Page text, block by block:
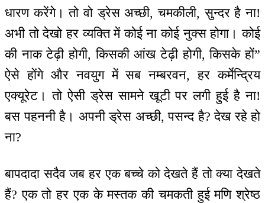
धारण करेंगे। तो वो ड्रेस अच्छी, चमकीली, सुन्दर है ना!
अभी तो देखो हर व्यक्ति में कोई ना कोई नुक्स होगा। कोई
की नाक टेढ़ी होगी, किसकी आंख टेढ़ी होगी, किसके हों”
ऐसे होंगे और नवयुग में सब नम्बरवन, हर कर्मेन्द्रिय
एक्यूरेट। तो ऐसी ड्रेस सामने खूटी पर लगी हुई है ना!
बस पहननी है। अपनी ड्रेस अच्छी, पसन्द है? देख रहे हो
ना?
बापदादा सदैव जब हर एक बच्चे को देखते हैं तो क्या देखते
हैं? एक तो हर एक के मस्तक की चमकती हुई मणि श्रेष्ठ